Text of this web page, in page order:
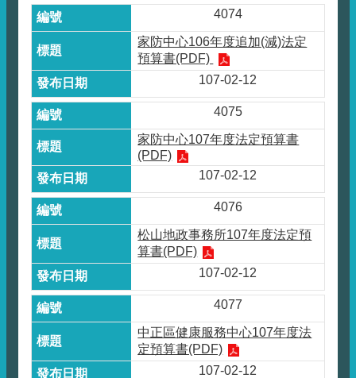
4074
家防中心106年度追加(減)法定
預算書(PDF)
107-02-12
4075
家防中心107年度法定預算書
(PDF)
107-02-12
4076
松山地政事務所107年度法定預
算書(PDF)
107-02-12
4077
中正區健康服務中心107年度法
定預算書(PDF)
107-02-12